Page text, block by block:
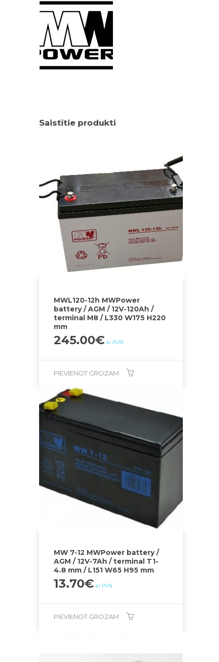
Saistītie produkti
MWL120-12h MWPower
battery / AGM / 12V-120Ah /
terminal M8 / L330 W175 H220
mm
245.00€ ar PVN
PIEVIENOT GROZAM
MW 7-12 MWPower battery /
AGM / 12V-7Ah / terminal T1-
4.8 mm / L151 W65 H95 mm
13.70€ ar PVN
PIEVIENOT GROZAM